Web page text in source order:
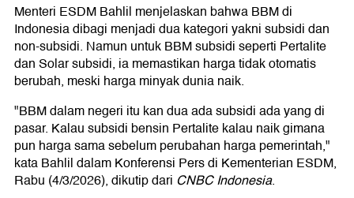
Menteri ESDM Bahlil menjelaskan bahwa BBM di
Indonesia dibagi menjadi dua kategori yakni subsidi dan
non-subsidi. Namun untuk BBM subsidi seperti Pertalite
dan Solar subsidi, ia memastikan harga tidak otomatis
berubah, meski harga minyak dunia naik.
"BBM dalam negeri itu kan dua ada subsidi ada yang di
pasar. Kalau subsidi bensin Pertalite kalau naik gimana
pun harga sama sebelum perubahan harga pemerintah,"
kata Bahlil dalam Konferensi Pers di Kementerian ESDM,
Rabu (4/3/2026), dikutip dari CNBC Indonesia.